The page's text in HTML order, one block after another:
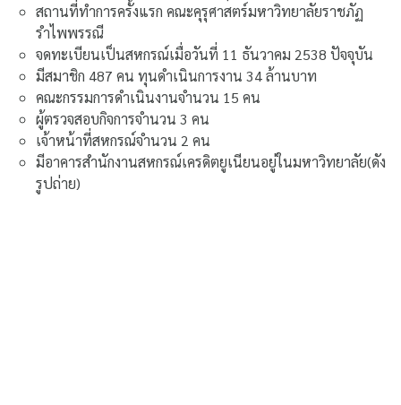
สถานที่ทำการครั้งแรก คณะคุรุศาสตร์มหาวิทยาลัยราชภัฏ
รำไพพรรณี
จดทะเบียนเป็นสหกรณ์เมื่อวันที่ 11 ธันวาคม 2538 ปัจจุบัน
มีสมาชิก 487 คน ทุนดำเนินการงาน 34 ล้านบาท
คณะกรรมการดำเนินงานจำนวน 15 คน
ผู้ตรวจสอบกิจการจำนวน 3 คน
เจ้าหน้าที่สหกรณ์จำนวน 2 คน
มีอาคารสำนักงานสหกรณ์เครดิตยูเนียนอยู่ในมหาวิทยาลัย(ดัง
รูปถ่าย)